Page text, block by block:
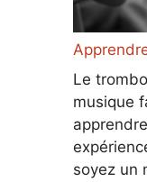
Le
musique
soyez un